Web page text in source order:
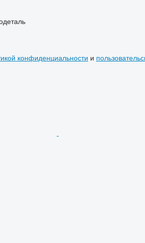
конфиденциальности и